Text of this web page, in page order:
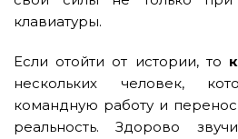
клавиатуры.
Если отойти от истории, то
нескольких человек,
командную работу и
реальность. Здорово